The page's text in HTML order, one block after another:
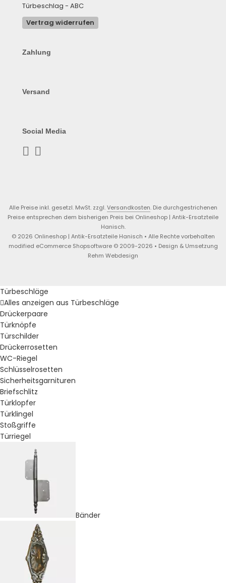
Türbeschlag - ABC
Vertrag widerrufen
Zahlung
Versand
Social Media
Alle Preise inkl. gesetzl. MwSt. zzgl.Versandkosten. Die durchgestrichenen
Preise entsprechen dem bisherigen Preis bei Onlineshop | Antik-Ersatzteile
Hanisch.
© 2026 Onlineshop | Antik-Ersatzteile Hanisch • Alle Rechte vorbehalten
modified eCommerce Shopsoftware © 2009-2026 • Design & Umsetzung
Rehm Webdesign
Türbeschläge
Alles anzeigen aus Türbeschläge
Drückerpaare
Türknöpfe
Türschilder
Drückerrosetten
WC-Riegel
Schlüsselrosetten
Sicherheitsgarnituren
Briefschlitz
Türklopfer
Türklingel
Stoßgriffe
Türriegel
Bänder